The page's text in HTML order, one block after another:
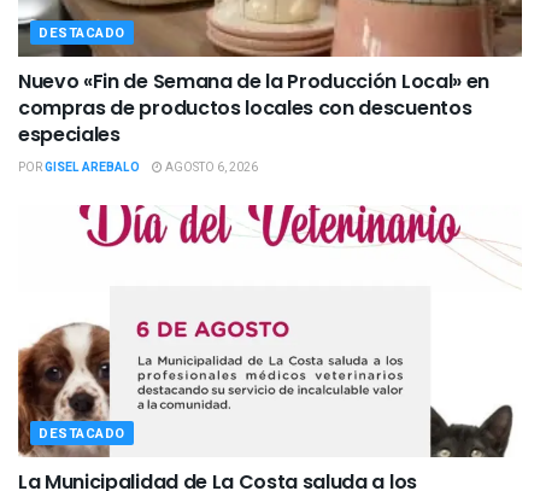
DESTACADO
Nuevo «Fin de Semana de la Producción Local» en
compras de productos locales con descuentos
especiales
PORGISEL AREBALO AGOSTO 6, 2026
DESTACADO
La Municipalidad de La Costa saluda a los